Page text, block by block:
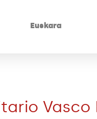
Euskara
Vasco